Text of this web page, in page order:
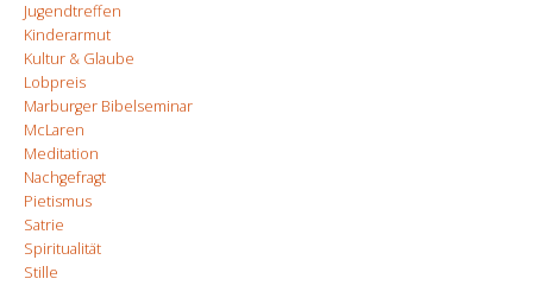
Jugendtreffen
Kinderarmut
Kultur & Glaube
Lobpreis
Marburger Bibelseminar
McLaren
Meditation
Nachgefragt
Pietismus
Satrie
Spiritualität
Stille